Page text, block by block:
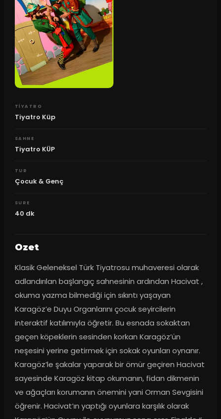
TIYATRO
Tiyatro Küp
SAHNE
Tiyatro KÜP
TUR
Çocuk & Genç
SURE
40 dk
Ozet
Klasik Geleneksel Türk Tiyatrosu muhaveresi olarak
adlandırılan başlangıç sahnesinin ardından Hacivat ,
okuma yazma bilmediği için sıkıntı yaşayan
Karagöz’e Duyu Organlarını çocuk seyircilerin
interaktif katılımıyla öğretir. Bu esnada sokaktan
geçen köpeklerin sesinden korkan Karagöz’ün
neşesini yerine getirmek için sokak oyunları oynanır.
Karagöz’le şakalar yaparak bir ömür geçiren Hacivat
sayesinde Karagöz kitap okumanın, fidan dikmenin
ve ağaçları korumanın önemini yani Orman Sevgisini
öğrenir. Hacivat’ın yaptığı oyunlara karşılık olarak